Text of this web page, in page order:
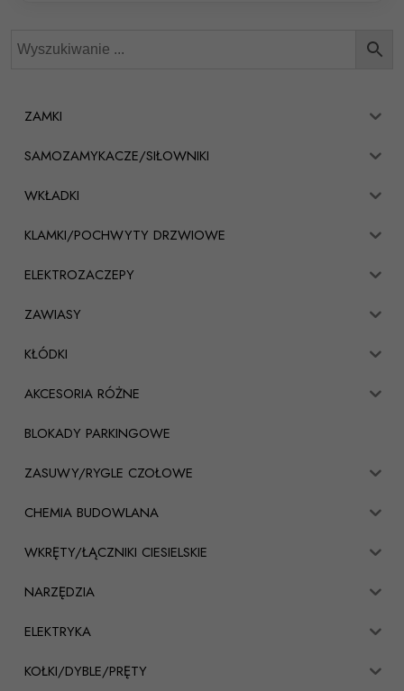
ZAMKI
SAMOZAMYKACZE/SIŁOWNIKI
WKŁADKI
KLAMKI/POCHWYTY DRZWIOWE
ELEKTROZACZEPY
ZAWIASY
KŁÓDKI
AKCESORIA RÓŻNE
BLOKADY PARKINGOWE
ZASUWY/RYGLE CZOŁOWE
CHEMIA BUDOWLANA
WKRĘTY/ŁĄCZNIKI CIESIELSKIE
NARZĘDZIA
ELEKTRYKA
KOŁKI/DYBLE/PRĘTY